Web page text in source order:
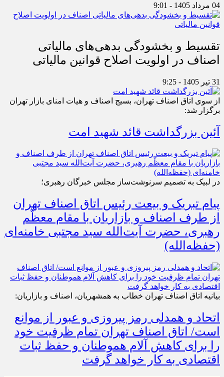
04 مرداد 1405 - 9:01
تقسیط و بخشودگی بدهی‌های مالیاتی
اصناف در اولویت اصلاح قوانین مالیاتی
31 تیر 1405 - 9:25
از سوی اتاق اصناف تهران، بسیج اصناف و هیات امنای بازار تهران
برگزار شد:
آئین بزرگداشت قائد شهید امت
در لبیک به تصمیم سرنوشت‌ساز مجلس خبرگان رهبری؛
پیام تبریک و بیعت رئیس اتاق اصناف تهران
از طرف اصناف و بازاریان با مقام معظّم
رهبری، حضرت آیت‌الله سید مجتبی خامنه‌ای
(حفظه‌الله)
بیانیه اتاق اصناف تهران خطاب به همشهریان، اصناف و بازاریان:
اتحاد و همدلی رمز پیروزی و عبور از موانع
است/ اتاق اصناف تهران تمام ظرفیت خود
را برای کاهش آلام هموطنان و حفظ ثبات
اقتصادی به کار خواهد گرفت